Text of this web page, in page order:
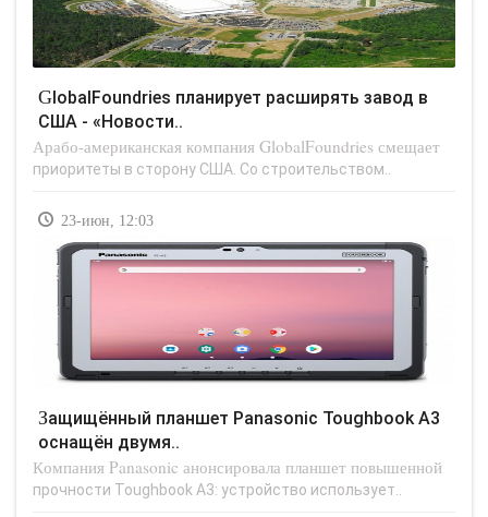
GlobalFoundries планирует расширять завод в
США - «Новости..
Арабо-американская компания GlobalFoundries смещает
приоритеты в сторону США. Со строительством..
23-июн, 12:03
Защищённый планшет Panasonic Toughbook A3
оснащён двумя..
Компания Panasonic анонсировала планшет повышенной
прочности Toughbook A3: устройство использует..